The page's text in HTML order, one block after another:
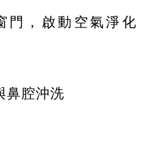
門，啟動空氣淨化
鼻腔沖洗